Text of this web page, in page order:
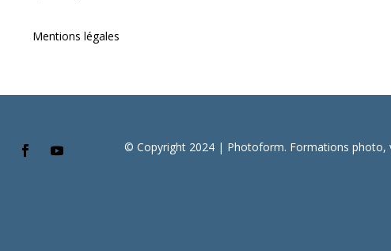
Mentions légales
© Copyright 2024 | Photoform. Formations photo,